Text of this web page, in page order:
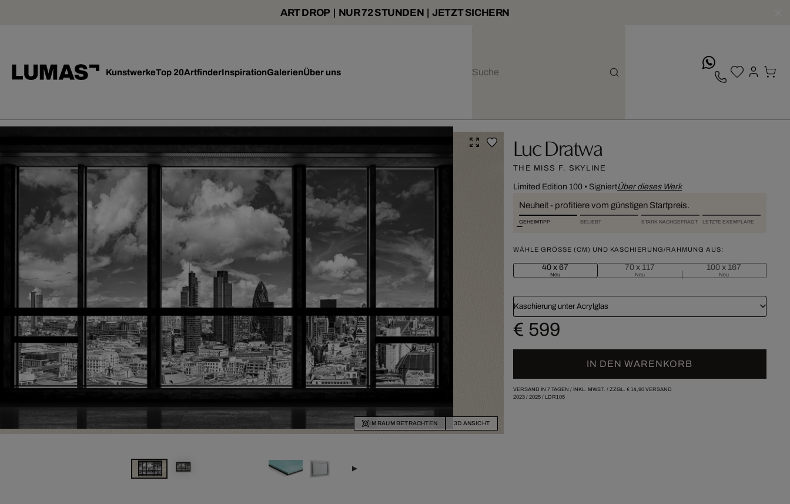
ART DROP | NUR 72 STUNDEN | JETZT SICHERN
KunstwerkeTop 20ArtfinderInspirationGalerienÜber uns
IM RAUM BETRACHTEN 3D ANSICHT
Luc Dratwa
THE MISS F. SKYLINE
Limited Edition 100• SigniertÜber dieses Werk
Neuheit - profitiere vom günstigen Startpreis.
GEHEIMTIPP BELIEBT STARK NACHGEFRAGT LETZTE EXEMPLARE
WÄHLE GRÖSSE (CM) UND KASCHIERUNG/RAHMUNG AUS:
40 x 67
Neu
70 x 117
Neu
100 x 167
Neu
Kaschierung unter Acrylglas
€ 599
IN DEN WARENKORB
VERSAND IN 7 TAGEN / INKL. MWST. / ZZGL. € 14,90VERSAND
2023/ 2025/ LDR105